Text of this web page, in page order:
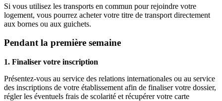
Si vous utilisez les transports en commun pour rejoindre votre
logement, vous pourrez acheter votre titre de transport directement
aux bornes ou aux guichets.
Pendant la première semaine
1. Finaliser votre inscription
Présentez-vous au service des relations internationales ou au service
des inscriptions de votre établissement afin de finaliser votre dossier,
régler les éventuels frais de scolarité et récupérer votre carte